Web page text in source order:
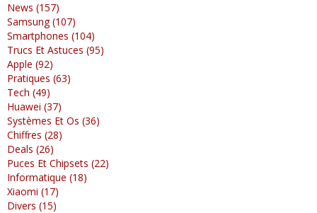
News (157)
Samsung (107)
Smartphones (104)
Trucs Et Astuces (95)
Apple (92)
Pratiques (63)
Tech (49)
Huawei (37)
Systèmes Et Os (36)
Chiffres (28)
Deals (26)
Puces Et Chipsets (22)
Informatique (18)
Xiaomi (17)
Divers (15)